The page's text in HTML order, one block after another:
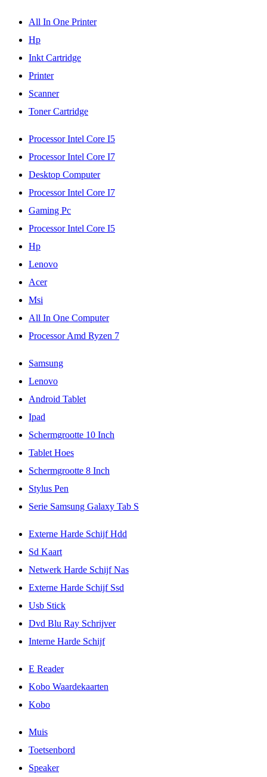
All In One Printer
Hp
Inkt Cartridge
Printer
Scanner
Toner Cartridge
Processor Intel Core I5
Processor Intel Core I7
Desktop Computer
Processor Intel Core I7
Gaming Pc
Processor Intel Core I5
Hp
Lenovo
Acer
Msi
All In One Computer
Processor Amd Ryzen 7
Samsung
Lenovo
Android Tablet
Ipad
Schermgrootte 10 Inch
Tablet Hoes
Schermgrootte 8 Inch
Stylus Pen
Serie Samsung Galaxy Tab S
Externe Harde Schijf Hdd
Sd Kaart
Netwerk Harde Schijf Nas
Externe Harde Schijf Ssd
Usb Stick
Dvd Blu Ray Schrijver
Interne Harde Schijf
E Reader
Kobo Waardekaarten
Kobo
Muis
Toetsenbord
Speaker